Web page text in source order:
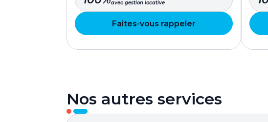
avec gestion locative
Faites-vous rappeler
Nos autres services